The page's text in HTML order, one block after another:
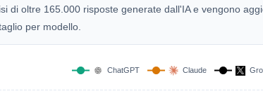
di oltre 165.000 risposte generate dall'IA e vengono
per modello.